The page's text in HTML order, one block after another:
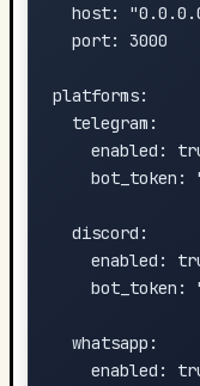
host:
  port: 3000
platforms:
  telegram:
enabled:
bot_token:
  discord:
enabled:
bot_token:
  whatsapp:
enabled: